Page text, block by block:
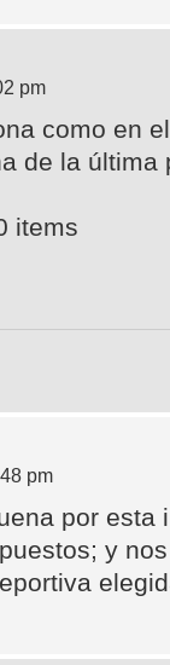
pm
como en
de la
items
pm
por esta
y